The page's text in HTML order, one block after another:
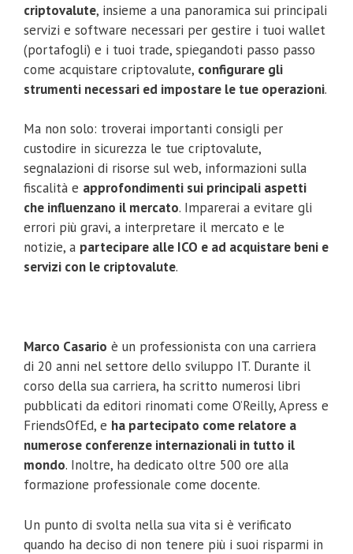
criptovalute, insieme a una panoramica sui principali
servizi e software necessari per gestire i tuoi wallet
(portafogli) e i tuoi trade, spiegandoti passo passo
come acquistare criptovalute, configurare gli
strumenti necessari ed impostare le tue operazioni.
Ma non solo: troverai importanti consigli per
custodire in sicurezza le tue criptovalute,
segnalazioni di risorse sul web, informazioni sulla
fiscalità e approfondimenti sui principali aspetti
che influenzano il mercato. Imparerai a evitare gli
errori più gravi, a interpretare il mercato e le
notizie, a partecipare alle ICO e ad acquistare beni e
servizi con le criptovalute.
Marco Casario è un professionista con una carriera
di 20 anni nel settore dello sviluppo IT. Durante il
corso della sua carriera, ha scritto numerosi libri
pubblicati da editori rinomati come O’Reilly, Apress e
FriendsOfEd, e ha partecipato come relatore a
numerose conferenze internazionali in tutto il
mondo. Inoltre, ha dedicato oltre 500 ore alla
formazione professionale come docente.
Un punto di svolta nella sua vita si è verificato
quando ha deciso di non tenere più i suoi risparmi in